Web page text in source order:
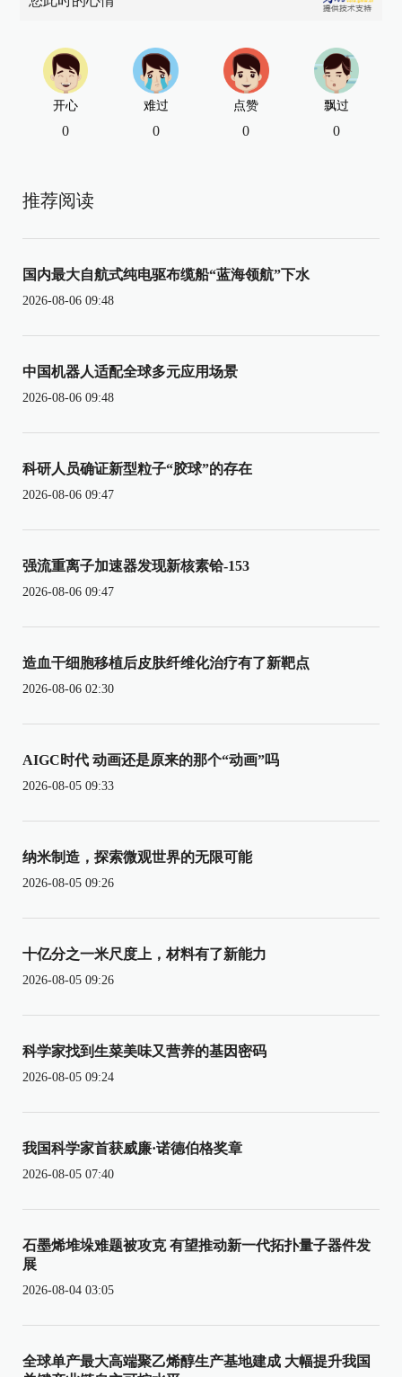
开心
0
难过
0
点赞
0
飘过
0
推荐阅读
国内最大自航式纯电驱布缆船“蓝海领航”下水
2026-08-06 09:48
中国机器人适配全球多元应用场景
2026-08-06 09:48
科研人员确证新型粒子“胶球”的存在
2026-08-06 09:47
强流重离子加速器发现新核素铪-153
2026-08-06 09:47
造血干细胞移植后皮肤纤维化治疗有了新靶点
2026-08-06 02:30
AIGC时代 动画还是原来的那个“动画”吗
2026-08-05 09:33
纳米制造，探索微观世界的无限可能
2026-08-05 09:26
十亿分之一米尺度上，材料有了新能力
2026-08-05 09:26
科学家找到生菜美味又营养的基因密码
2026-08-05 09:24
我国科学家首获威廉·诺德伯格奖章
2026-08-05 07:40
石墨烯堆垛难题被攻克 有望推动新一代拓扑量子器件发
展
2026-08-04 03:05
全球单产最大高端聚乙烯醇生产基地建成 大幅提升我国